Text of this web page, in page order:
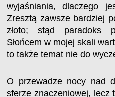
wyjaśniania, dlaczego
Zresztą zawsze bardziej
złoto; stąd paradoks
Słońcem w mojej skali
to także temat nie do
O przewadze nocy nad
sferze znaczeniowej, lecz